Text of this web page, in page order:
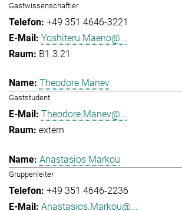
Gastwissenschaftler
+49 351 4646-3221
Yoshiteru.Maeno@...
B1.3.21
Theodore Manev
Gaststudent
Theodore.Manev@...
extern
Anastasios Markou
Gruppenleiter
+49 351 4646-2236
Anastasios.Markou@...